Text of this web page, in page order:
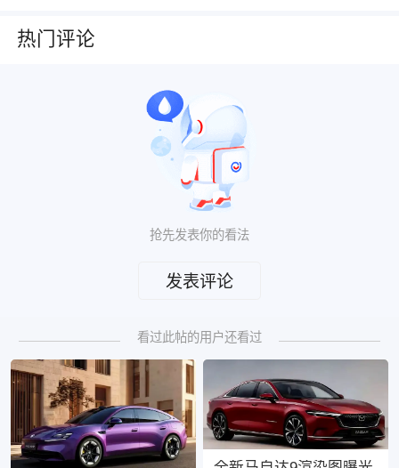
热门评论
抢先发表你的看法
发表评论
看过此帖的用户还看过